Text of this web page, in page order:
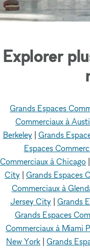
Explorer
Grands Espaces
Commerciaux à
Berkeley
Grands
Espaces
Commerciaux à Chicago
City
Grands Espaces
Commerciaux à
Jersey City
Grands
Grands Espaces
Commerciaux à Miami
New York Grands